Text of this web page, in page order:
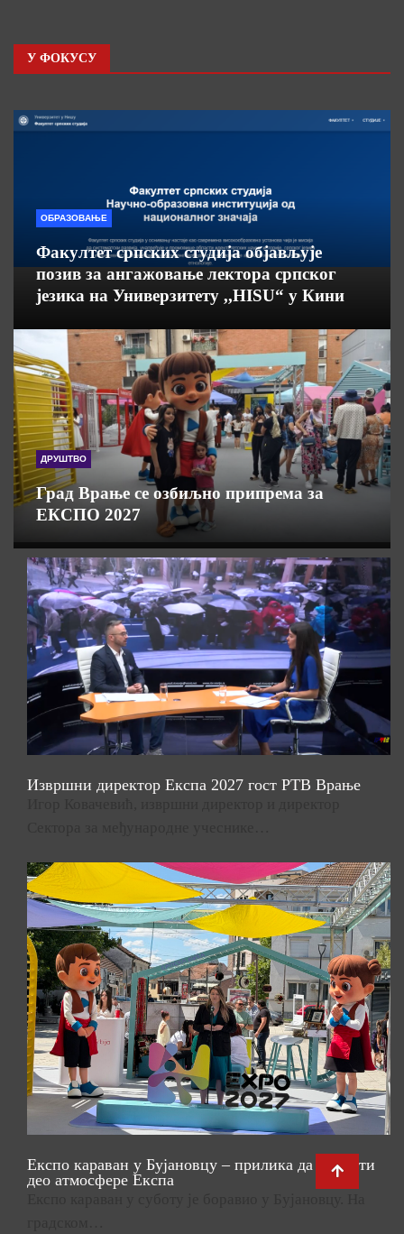
У ФОКУСУ
ОБРАЗОВАЊЕ
Факултет српских студија објављује
позив за ангажовање лектора српског
језика на Универзитету ,,HISU“ у Кини
ДРУШТВО
Град Врање се озбиљно припрема за
ЕКСПО 2027
Извршни директор Експа 2027 гост РТВ Врање
Експо караван у Бујановцу – прилика да се осети
део атмосфере Експа